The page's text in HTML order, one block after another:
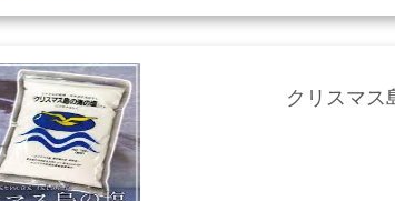
クリスマス